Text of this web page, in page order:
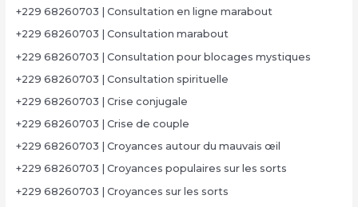
+229 68260703 | Consultation en ligne marabout
+229 68260703 | Consultation marabout
+229 68260703 | Consultation pour blocages mystiques
+229 68260703 | Consultation spirituelle
+229 68260703 | Crise conjugale
+229 68260703 | Crise de couple
+229 68260703 | Croyances autour du mauvais œil
+229 68260703 | Croyances populaires sur les sorts
+229 68260703 | Croyances sur les sorts